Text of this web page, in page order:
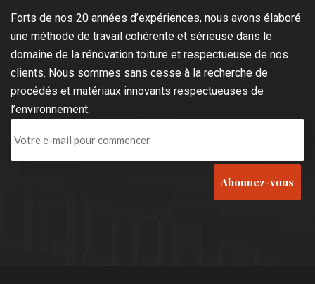
Forts de nos 20 années d’expériences, nous avons élaboré
une méthode de travail cohérente et sérieuse dans le
domaine de la rénovation toiture et respectueuse de nos
clients. Nous sommes sans cesse à la recherche de
procédés et matériaux innovants respectueuses de
l’environnement.
Abonnez-vous